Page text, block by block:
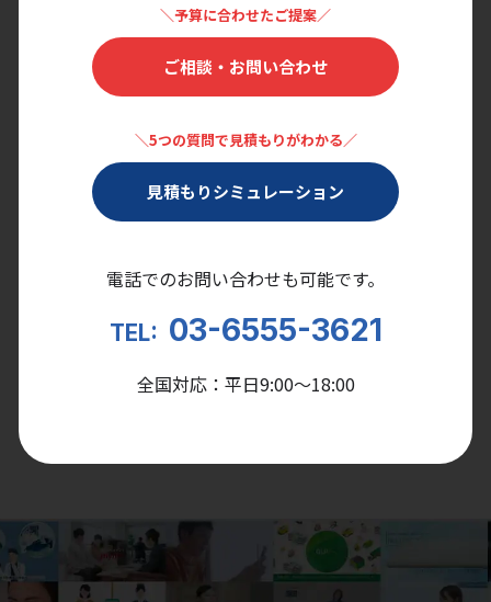
＼予算に合わせたご提案／
ご相談・お問い合わせ
＼5つの質問で見積もりがわかる／
見積もりシミュレーション
電話でのお問い合わせも可能です。
TEL: 03-6555-3621
全国対応：平日9:00〜18:00